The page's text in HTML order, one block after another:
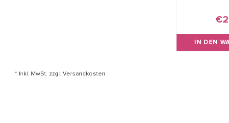
IN DEN
* Inkl. MwSt. zzgl. Versandkosten